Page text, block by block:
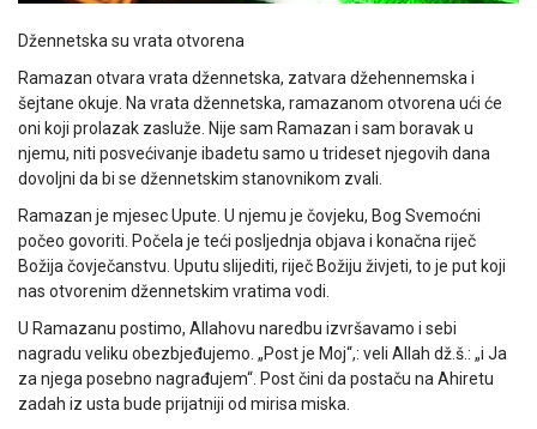
Džennetska su vrata otvorena
Ramazan otvara vrata džennetska, zatvara džehennemska i
šejtane okuje. Na vrata džennetska, ramazanom otvorena ući će
oni koji prolazak zasluže. Nije sam Ramazan i sam boravak u
njemu, niti posvećivanje ibadetu samo u trideset njegovih dana
dovoljni da bi se džennetskim stanovnikom zvali.
Ramazan je mjesec Upute. U njemu je čovjeku, Bog Svemoćni
počeo govoriti. Počela je teći posljednja objava i konačna riječ
Božija čovječanstvu. Uputu slijediti, riječ Božiju živjeti, to je put koji
nas otvorenim džennetskim vratima vodi.
U Ramazanu postimo, Allahovu naredbu izvršavamo i sebi
nagradu veliku obezbjeđujemo. „Post je Moj“,: veli Allah dž.š.: „i Ja
za njega posebno nagrađujem“. Post čini da postaču na Ahiretu
zadah iz usta bude prijatniji od mirisa miska.